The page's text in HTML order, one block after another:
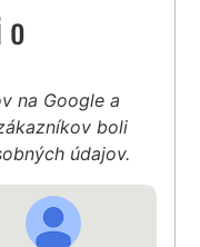
na Google a
boli
údajov.